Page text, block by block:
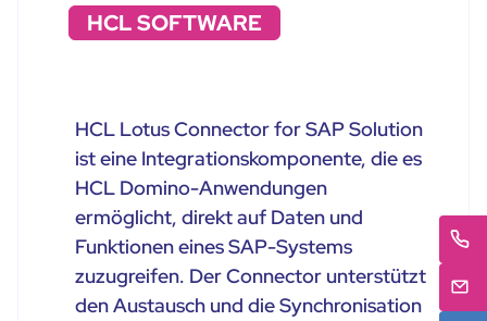
HCL SOFTWARE
HCL Lotus Connector for SAP Solution
ist eine Integrationskomponente, die es
HCL Domino-Anwendungen
ermöglicht, direkt auf Daten und
Funktionen eines SAP-Systems
zuzugreifen. Der Connector unterstützt
den Austausch und die Synchronisation